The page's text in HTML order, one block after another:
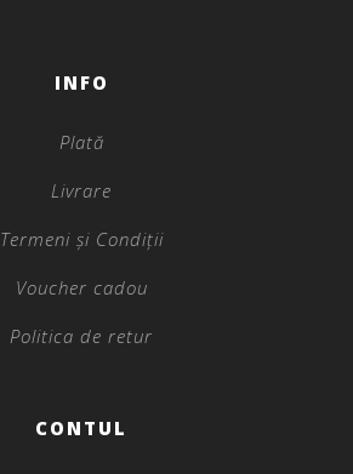
INFO
Plată
Livrare
Termeni și Condiții
Voucher cadou
Politica de retur
CONTUL